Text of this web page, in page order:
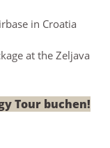
Tour buchen!